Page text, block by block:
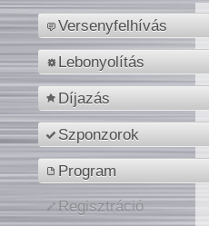
Versenyfelhívás
Lebonyolítás
Díjazás
Szponzorok
Program
Regisztráció